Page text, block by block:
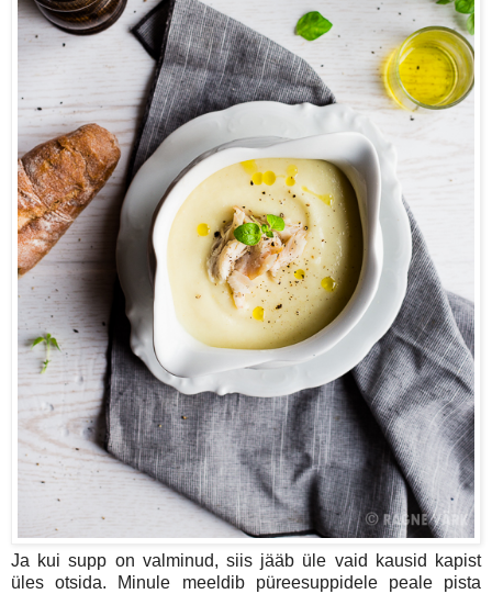
Ja kui supp on valminud, siis jääb üle vaid kausid kapist
üles otsida. Minule meeldib püreesuppidele peale pista